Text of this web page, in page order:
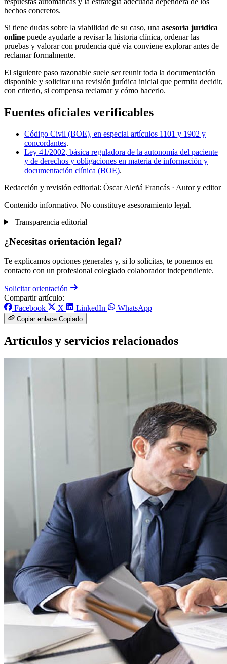
hechos concretos.
Si tiene dudas sobre la viabilidad de su caso, una asesoría jurídica
online puede ayudarle a revisar la historia clínica, ordenar las
pruebas y valorar con prudencia qué vía conviene explorar antes de
reclamar formalmente.
El siguiente paso razonable suele ser reunir toda la documentación
disponible y solicitar una revisión jurídica inicial que permita decidir,
con criterio, si compensa reclamar y cómo hacerlo.
Fuentes oficiales verificables
Código Civil (BOE), en especial artículos 1101 y 1902 y
concordantes.
Ley 41/2002, básica reguladora de la autonomía del paciente
y de derechos y obligaciones en materia de información y
documentación clínica (BOE).
Redacción y revisión editorial: Òscar Aleñá Francás · Autor y editor
Contenido informativo. No constituye asesoramiento legal.
Transparencia editorial
¿Necesitas orientación legal?
Te explicamos opciones generales y, si lo solicitas, te ponemos en
contacto con un profesional colegiado colaborador independiente.
Solicitar orientación
Compartir artículo:
Facebook
X LinkedIn WhatsApp
Copiar enlace Copiado
Artículos y servicios relacionados